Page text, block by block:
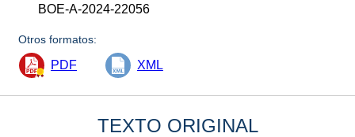
BOE-A-2024-22056
Otros formatos:
PDF XML
TEXTO ORIGINAL